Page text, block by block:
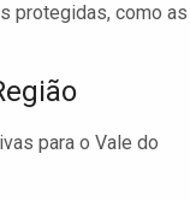
protegidas, como as
para o Vale do